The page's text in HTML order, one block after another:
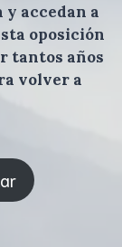
accedan a
oposición
tantos años
volver a